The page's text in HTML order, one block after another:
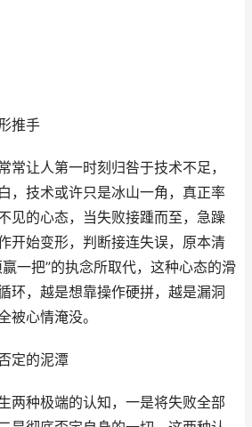
推手
常让人第一时刻归咎于技术不足，
，技术或许只是冰山一角，真正率
见的心态，当失败接踵而至，急躁
开始变形，判断接连失误，原本清
一把”的执念所取代，这种心态的滑
环，越是想靠操作硬拼，越是漏洞
被心情淹没。
定的泥潭
两种极端的认知，一是将失败全部